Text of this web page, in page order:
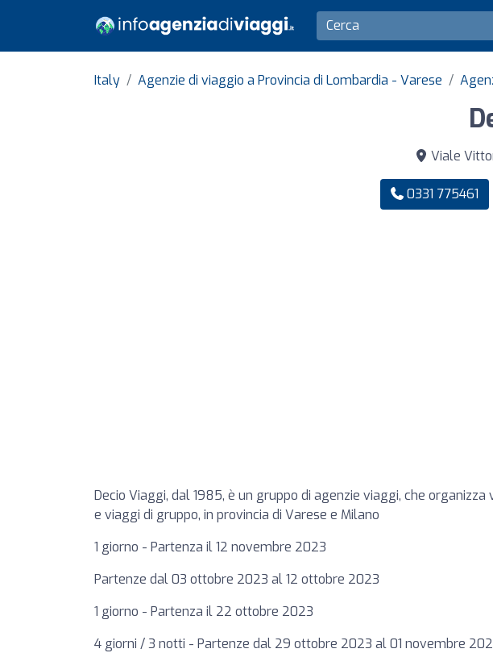
Italy Agenzie di viaggio a Provincia di Lombardia - Varese
Viale
0331 775461
Decio Viaggi, dal 1985, è un gruppo di agenzie viaggi, che
e viaggi di gruppo, in provincia di Varese e Milano
1 giorno - Partenza il 12 novembre 2023
Partenze dal 03 ottobre 2023 al 12 ottobre 2023
1 giorno - Partenza il 22 ottobre 2023
4 giorni / 3 notti - Partenze dal 29 ottobre 2023 al 01 novembre